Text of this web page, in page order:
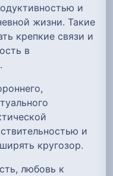
и
жизни. Такие
крепкие связи и
в
и
кругозор.
любовь к